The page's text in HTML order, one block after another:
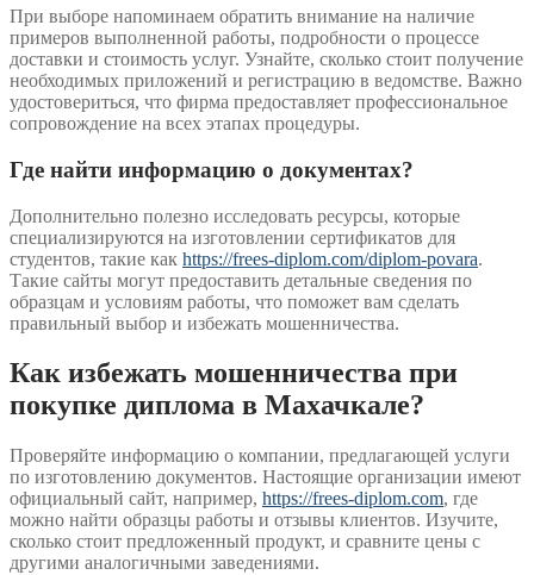
При выборе напоминаем обратить внимание на наличие
примеров выполненной работы, подробности о процессе
доставки и стоимость услуг. Узнайте, сколько стоит получение
необходимых приложений и регистрацию в ведомстве. Важно
удостовериться, что фирма предоставляет профессиональное
сопровождение на всех этапах процедуры.
Где найти информацию о документах?
Дополнительно полезно исследовать ресурсы, которые
специализируются на изготовлении сертификатов для
студентов, такие как https://frees-diplom.com/diplom-povara.
Такие сайты могут предоставить детальные сведения по
образцам и условиям работы, что поможет вам сделать
правильный выбор и избежать мошенничества.
Как избежать мошенничества при
покупке диплома в Махачкале?
Проверяйте информацию о компании, предлагающей услуги
по изготовлению документов. Настоящие организации имеют
официальный сайт, например, https://frees-diplom.com, где
можно найти образцы работы и отзывы клиентов. Изучите,
сколько стоит предложенный продукт, и сравните цены с
другими аналогичными заведениями.